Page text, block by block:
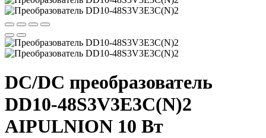
DC/DC преобразователь
DD10-48S3V3E3C(N)2
AIPULNION 10 Вт